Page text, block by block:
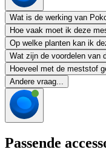
Wat is de werking van
Hoe vaak moet ik deze
Op welke planten kan ik
Wat zijn de voordelen van
Hoeveel met de meststof
Andere vraag...
Passende